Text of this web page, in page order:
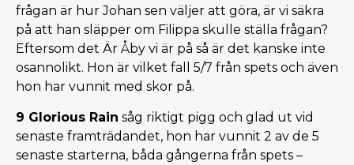
frågan är hur Johan sen väljer att göra, är vi säkra
på att han släpper om Filippa skulle ställa frågan?
Eftersom det Är Åby vi är på så är det kanske inte
osannolikt. Hon är vilket fall 5/7 från spets och även
hon har vunnit med skor på.
9 Glorious Rain såg riktigt pigg och glad ut vid
senaste framträdandet, hon har vunnit 2 av de 5
senaste starterna, båda gångerna från spets –